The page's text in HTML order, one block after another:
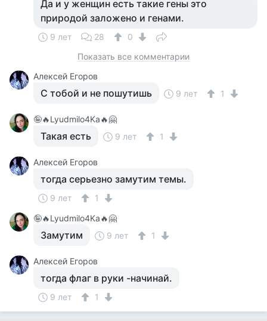
Да и у женщин есть такие гены это
природой заложено и генами.
9 лет 28
0
Показать все комментарии
Алексей Егоров
С тобой и не пошутишь 9 лет 1
🤪🔥Lyudmilo4Ka🔥🤗
Такая есть 9 лет 1
Алексей Егоров
тогда серьезно замутим темы.
9 лет
1
🤪🔥Lyudmilo4Ka🔥🤗
Замутим 9 лет 1
Алексей Егоров
тогда флаг в руки -начинай.
9 лет 1